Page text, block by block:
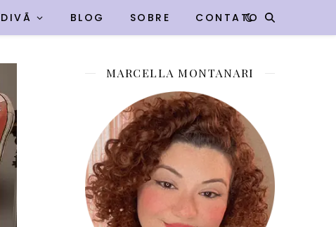
DIVÃ BLOG SOBRE CONTATO
MARCELLA MONTANARI